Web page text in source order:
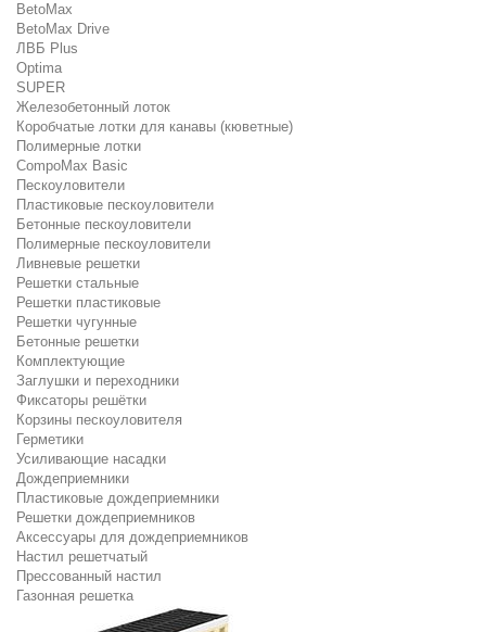
BetoMax
BetoMax Drive
ЛВБ Plus
Optima
SUPER
Железобетонный лоток
Коробчатые лотки для канавы (кюветные)
Полимерные лотки
CompoMax Basic
Пескоуловители
Пластиковые пескоуловители
Бетонные пескоуловители
Полимерные пескоуловители
Ливневые решетки
Решетки стальные
Решетки пластиковые
Решетки чугунные
Бетонные решетки
Комплектующие
Заглушки и переходники
Фиксаторы решётки
Корзины пескоуловителя
Герметики
Усиливающие насадки
Дождеприемники
Пластиковые дождеприемники
Решетки дождеприемников
Аксессуары для дождеприемников
Настил решетчатый
Прессованный настил
Газонная решетка